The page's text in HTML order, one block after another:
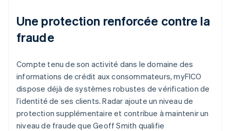
Une protection renforcée contre la
fraude
Compte tenu de son activité dans le domaine des
informations de crédit aux consommateurs, myFICO
dispose déjà de systèmes robustes de vérification de
l’identité de ses clients. Radar ajoute un niveau de
protection supplémentaire et contribue à maintenir un
niveau de fraude que Geoff Smith qualifie